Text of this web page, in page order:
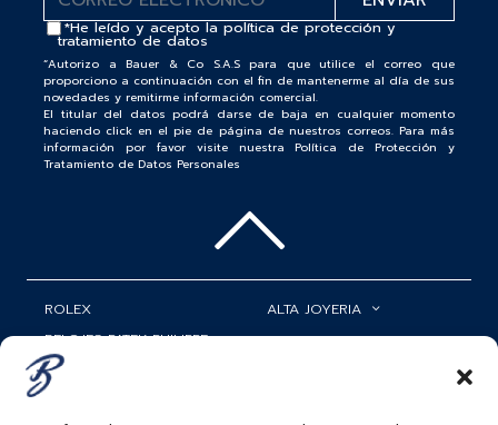
*He leído y acepto lapolítica de protección y
tratamiento de datos
“Autorizo a Bauer & Co S.A.S para que utilice el correo que
proporciono a continuación con el fin de mantenerme al día de sus
novedades y remitirme información comercial.
El titular del datos podrá darse de baja en cualquier momento
haciendo click en el pie de página de nuestros correos. Para más
información por favor visite nuestra Política de Protección y
Tratamiento de Datos Personales
ROLEX
RELOJES PATEK PHILIPPE
RELOJERÍA
ALTA JOYERIA